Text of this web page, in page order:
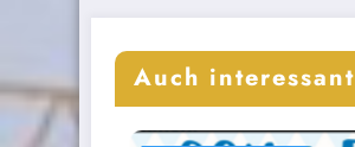
Auch interessant